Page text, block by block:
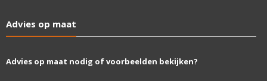
Advies op maat
Advies op maat nodig of voorbeelden bekijken?